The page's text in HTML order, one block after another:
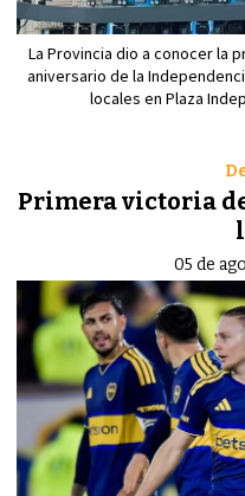
La Provincia dio a conocer la
aniversario de la
locales en Plaza
Primera victoria
05 de